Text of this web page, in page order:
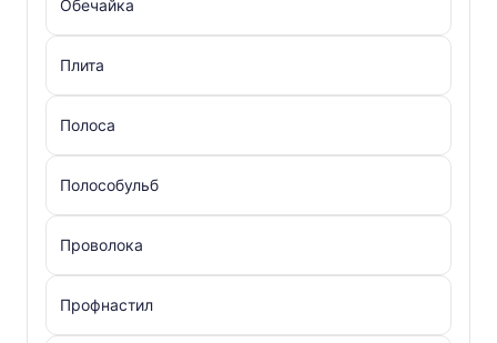
Обечайка
Плита
Полоса
Полособульб
Проволока
Профнастил